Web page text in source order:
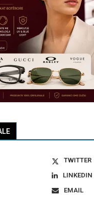
TWITTER
LINKEDIN
EMAIL